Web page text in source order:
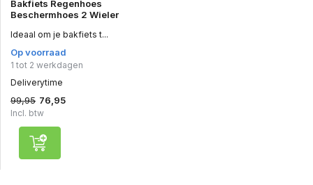
Bakfiets Regenhoes
Beschermhoes 2 Wieler
Ideaal om je bakfiets t...
Op voorraad
1 tot 2 werkdagen
Deliverytime
99,95 76,95
Incl. btw